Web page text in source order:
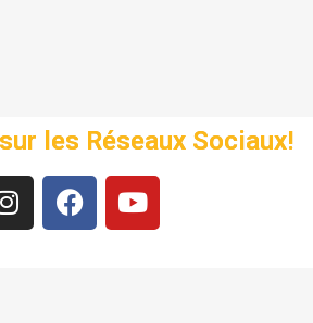
QUI N'EST
PAS DANS
les Réseaux Sociaux!